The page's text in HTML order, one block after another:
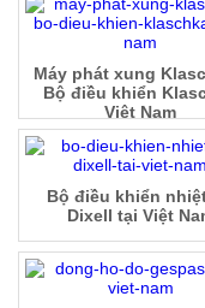
Máy phát xung
Bộ điều khiển
Việt Nam
Bộ điều khiển
Dixell tại Việt